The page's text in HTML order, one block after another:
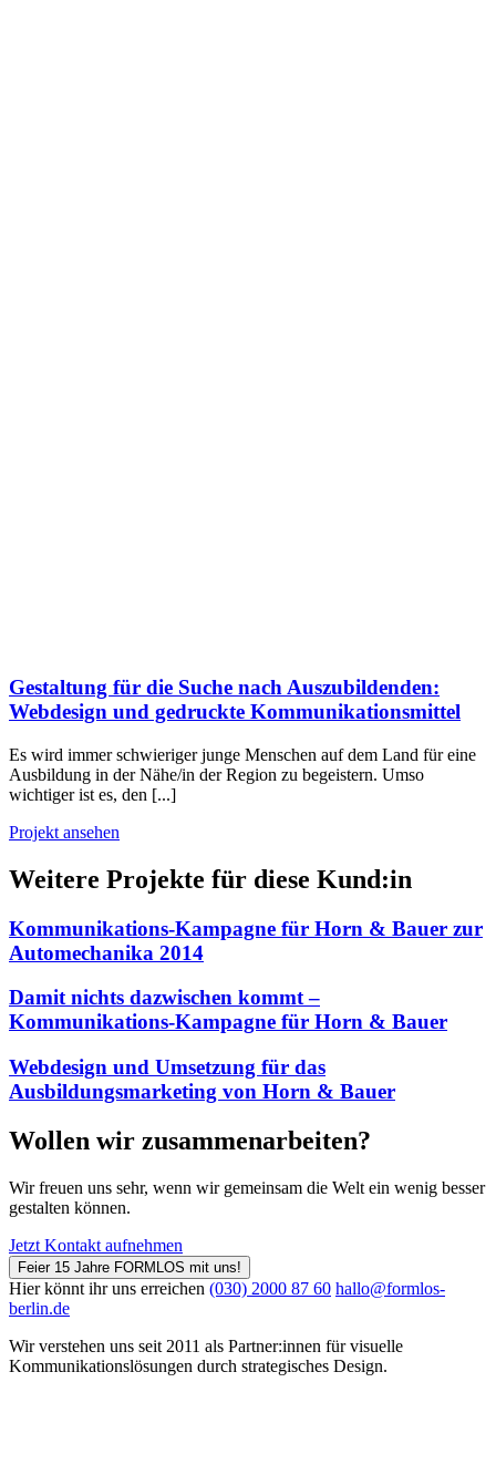
Gestaltung für die Suche nach Auszubildenden:
Webdesign und gedruckte Kommunikationsmittel
Es wird immer schwieriger junge Menschen auf dem Land für eine
Ausbildung in der Nähe/in der Region zu begeistern. Umso
wichtiger ist es, den [...]
Projekt ansehen
Weitere Projekte für diese Kund:in
Kommunikations-Kampagne für Horn & Bauer zur
Automechanika 2014
Damit nichts dazwischen kommt –
Kommunikations-Kampagne für Horn & Bauer
Webdesign und Umsetzung für das
Ausbildungsmarketing von Horn & Bauer
Wollen wir zusammenarbeiten?
Wir freuen uns sehr, wenn wir gemeinsam die Welt ein wenig besser
gestalten können.
Jetzt Kontakt aufnehmen
Feier 15 Jahre FORMLOS mit uns!
Hier könnt ihr uns erreichen (030) 2000 87 60 hallo@formlos-
berlin.de
Wir verstehen uns seit 2011 als Partner:innen für visuelle
Kommunikations­lösungen durch strategisches Design.